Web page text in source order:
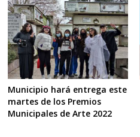
Municipio hará entrega este
martes de los Premios
Municipales de Arte 2022